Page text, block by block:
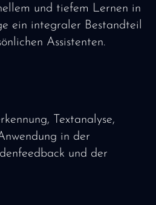
und tiefem Lernen in
ein integraler Bestandteil
Assistenten.
Textanalyse,
in der
und der